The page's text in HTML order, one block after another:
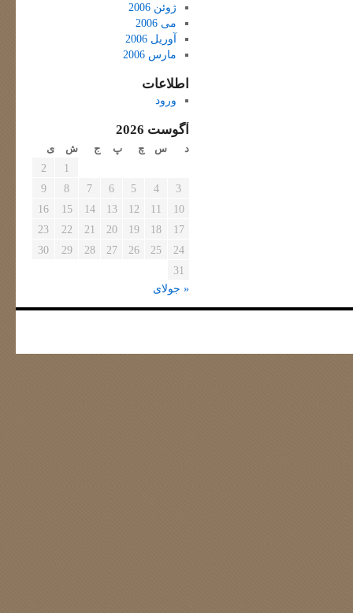
ژوئن 2006
می 2006
آوریل 2006
مارس 2006
اطلاعات
ورود
آگوست 2026
د س چ پ ج ش ی
1
2
3
4
5
6
7
8
9
10
11
12
13
14
15
16
17
18
19
20
21
22
23
24
25
26
27
28
29
30
31
« جولای